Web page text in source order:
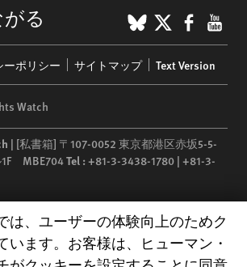
る BlueSky
X
ーポリシー サイトマップ Text Version
Watch
| [私書箱] 〒107-0052 東京都港区赤坂5-5-
MBE704Tel :+81-3-3438-1780 | +81-3-
is a 501(C)(3) nonprofit registered in the US
cookie preferences
は、ユーザーの体験向上のためク
います。お客様は、ヒューマン・